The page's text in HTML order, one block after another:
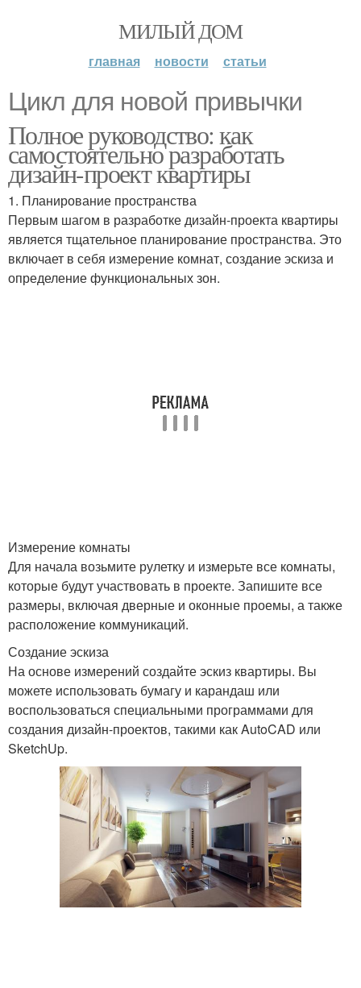
МИЛЫЙ ДОМ
главная новости статьи
Цикл для новой привычки
Полное руководство: как
самостоятельно разработать
дизайн-проект квартиры
1. Планирование пространства
Первым шагом в разработке дизайн-проекта квартиры
является тщательное планирование пространства. Это
включает в себя измерение комнат, создание эскиза и
определение функциональных зон.
Измерение комнаты
Для начала возьмите рулетку и измерьте все комнаты,
которые будут участвовать в проекте. Запишите все
размеры, включая дверные и оконные проемы, а также
расположение коммуникаций.
Создание эскиза
На основе измерений создайте эскиз квартиры. Вы
можете использовать бумагу и карандаш или
воспользоваться специальными программами для
создания дизайн-проектов, такими как AutoCAD или
SketchUp.